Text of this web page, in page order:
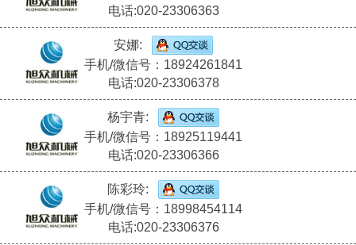
电话:020-23306363
安娜:
手机/微信号：18924261841
电话:020-23306378
杨宇青:
手机/微信号：18925119441
电话:020-23306366
陈彩玲:
手机/微信号：18998454114
电话:020-23306376